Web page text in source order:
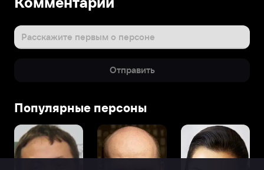
Расскажите первым о персоне
Отправить
Популярные персоны